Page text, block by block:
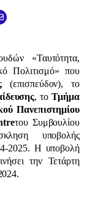
«Ταυτότητα,
Πολιτισμό» που
(επισπεύδον), το
, τοΤμήμα
Πανεπιστημίου
του Συμβουλίου
υποβολής
2025. Η υποβολή
την Τετάρτη